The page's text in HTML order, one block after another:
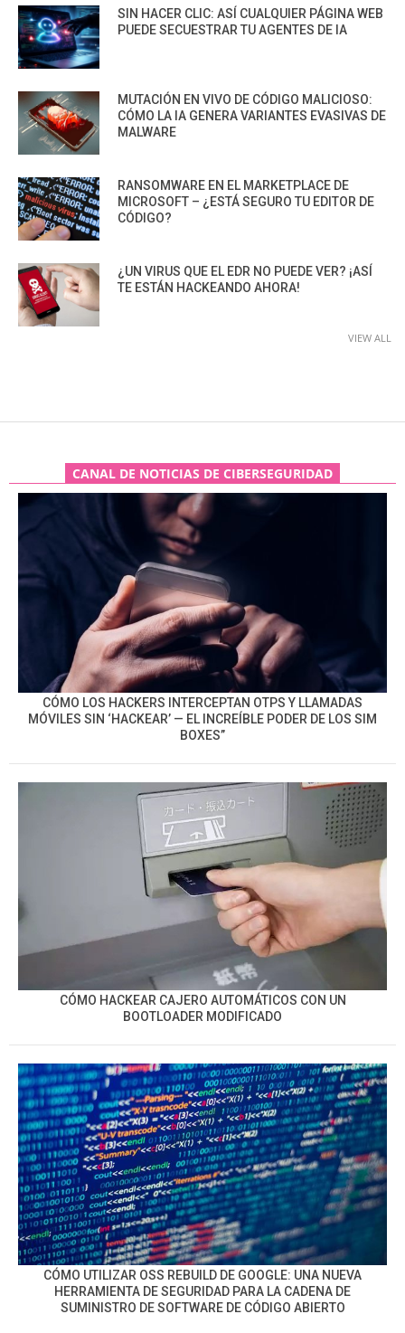
SIN HACER CLIC: ASÍ CUALQUIER PÁGINA WEB
PUEDE SECUESTRAR TU AGENTES DE IA
MUTACIÓN EN VIVO DE CÓDIGO MALICIOSO:
CÓMO LA IA GENERA VARIANTES EVASIVAS DE
MALWARE
RANSOMWARE EN EL MARKETPLACE DE
MICROSOFT – ¿ESTÁ SEGURO TU EDITOR DE
CÓDIGO?
¿UN VIRUS QUE EL EDR NO PUEDE VER? ¡ASÍ
TE ESTÁN HACKEANDO AHORA!
VIEW ALL
CANAL DE NOTICIAS DE CIBERSEGURIDAD
CÓMO LOS HACKERS INTERCEPTAN OTPS Y LLAMADAS
MÓVILES SIN ‘HACKEAR’ — EL INCREÍBLE PODER DE LOS SIM
BOXES”
CÓMO HACKEAR CAJERO AUTOMÁTICOS CON UN
BOOTLOADER MODIFICADO
CÓMO UTILIZAR OSS REBUILD DE GOOGLE: UNA NUEVA
HERRAMIENTA DE SEGURIDAD PARA LA CADENA DE
SUMINISTRO DE SOFTWARE DE CÓDIGO ABIERTO